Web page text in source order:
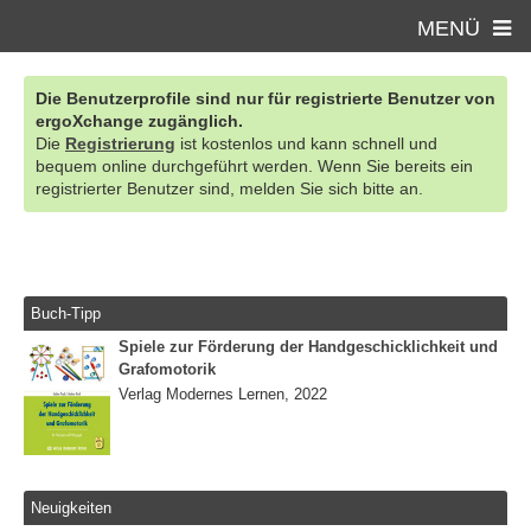
MENÜ
Die Benutzerprofile sind nur für registrierte Benutzer von
ergoXchange zugänglich.
Die Registrierung ist kostenlos und kann schnell und
bequem online durchgeführt werden. Wenn Sie bereits ein
registrierter Benutzer sind, melden Sie sich bitte an.
Buch-Tipp
Spiele zur Förderung der Handgeschicklichkeit und
Grafomotorik
Verlag Modernes Lernen, 2022
Neuigkeiten